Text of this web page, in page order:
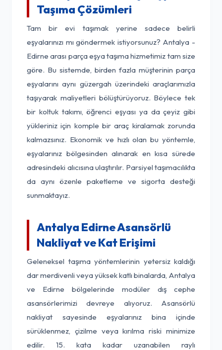
Taşıma Çözümleri
Tam bir evi taşımak yerine sadece belirli
eşyalarınızı mı göndermek istiyorsunuz? Antalya -
Edirne arası parça eşya taşıma hizmetimiz tam size
göre. Bu sistemde, birden fazla müşterinin parça
eşyalarını aynı güzergah üzerindeki araçlarımızla
taşıyarak maliyetleri bölüştürüyoruz. Böylece tek
bir koltuk takımı, öğrenci eşyası ya da çeyiz gibi
yükleriniz için komple bir araç kiralamak zorunda
kalmazsınız. Ekonomik ve hızlı olan bu yöntemle,
eşyalarınız bölgesinden alınarak en kısa sürede
adresindeki alıcısına ulaştırılır. Parsiyel taşımacılıkta
da aynı özenle paketleme ve sigorta desteği
sunmaktayız.
Antalya Edirne Asansörlü
Nakliyat ve Kat Erişimi
Geleneksel taşıma yöntemlerinin yetersiz kaldığı
dar merdivenli veya yüksek katlı binalarda, Antalya
ve Edirne bölgelerinde modüler dış cephe
asansörlerimizi devreye alıyoruz. Asansörlü
nakliyat sayesinde eşyalarınız bina içinde
sürüklenmez, çizilme veya kırılma riski minimize
edilir. 15. kata kadar uzanabilen raylı